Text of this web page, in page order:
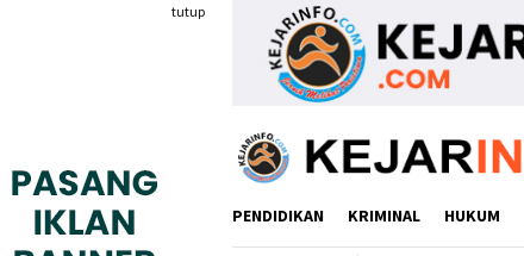
tutup
PENDIDIKAN KRIMINAL HUKUM